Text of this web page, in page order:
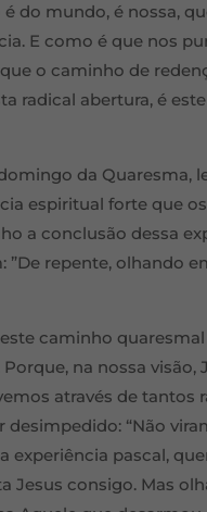
do mundo, é nossa,
E como é que nos
o caminho de
radical abertura, é
da Quaresma,
espiritual forte que
a conclusão dessa
”De repente, olhando
caminho
na nossa
através de
desimpedido: “Não
experiência pascal,
Jesus consigo. Mas